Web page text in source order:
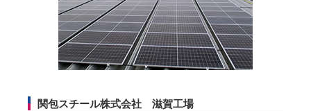
関包スチール株式会社 滋賀工場